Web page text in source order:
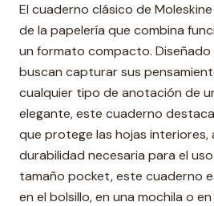
El cuaderno clásico de
de la papelería que combina
un formato compacto. Diseñado
buscan capturar sus
cualquier tipo de anotación de
elegante, este cuaderno
que protege las hojas interiores,
durabilidad necesaria para el
tamaño pocket, este cuaderno
en el bolsillo, en una mochila o